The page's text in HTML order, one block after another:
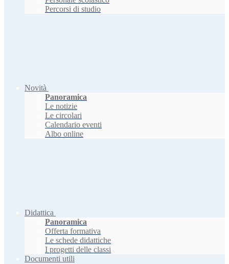
Percorsi di studio
Novità
Panoramica
Le notizie
Le circolari
Calendario eventi
Albo online
Didattica
Panoramica
Offerta formativa
Le schede didattiche
I progetti delle classi
Documenti utili